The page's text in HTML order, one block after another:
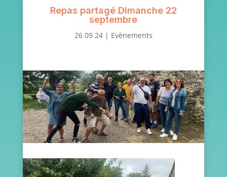
Repas partagé Dimanche 22
septembre
26 09 24| Evènements